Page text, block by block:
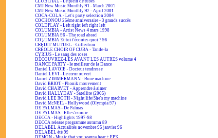
CLUB DIAL - Le plein de tubes
CMJ New Music Monthly 91 - March 2001
CMJ New Music Monthly 92 - April 2001
COCA-COLA - Let's party selection 2004
COCHONOU 25ème anniversaire - 3 grands succès
COLDPLAY - Left right left right left
COLUMBIA - Artist News 4 mars 1998
COLUMBIA 96 - The road ahead
COLUMBIA Et toi t'écoutes quoi ? 96
CRÉDIT MUTUEL - Collection
CRÉOLE CHOIR OF CUBA - Tande-la
CYRIUS - Le sang des roses
DÉCOUVREZ-LES AVANT LES AUTRES volume 4
DANCE PARTY - le meilleur de la Dance
Daniel LAVOIE - Docteur tendresse
Daniel LEVI - Le cœur ouvert
Daniel ZIMMERMANN - Bone machine
David BRIOT - Phonik mouvement
David CHARVET - Apprendre à aimer
David HALLYDAY - Satellite (2005)
David LEE ROTH - Night life/She's my machine
David McNEIL - Hollywood (Olympia 97)
DE PALMAS - De Palmas
DE PALMAS - Elle s'ennuie
DECCA - Highlights 1997-98
DECCA release programme autumn 89
DELABEL Actualités novembre 95 janvier 96
DELABEL été 99
DEMON - Music that you wanna hear + EPK